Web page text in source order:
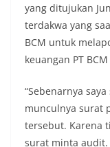
yang ditujukan
terdakwa yang
BCM untuk
keuangan PT
“Sebenarnya
munculnya surat
tersebut. Karena
surat minta audit.